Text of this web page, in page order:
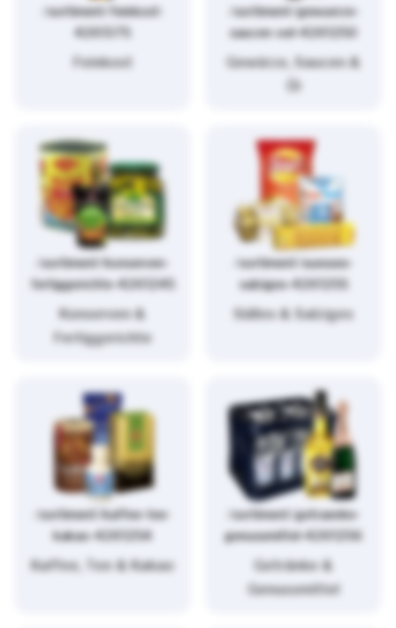
/sortiment/feinkost-
4261375
Feinkost
/sortiment/gewuerze-
saucen-oel-4261250
Gewürze, Saucen &
Öl
/sortiment/konserven-
fertiggerichte-4261245
Konserven &
Fertiggerichte
/sortiment/suesses-
salziges-4261255
Süßes & Salziges
/sortiment/kaffee-tee-
kakao-4261254
Kaffee, Tee & Kakao
/sortiment/getraenke-
genussmittel-4261256
Getränke &
Genussmittel